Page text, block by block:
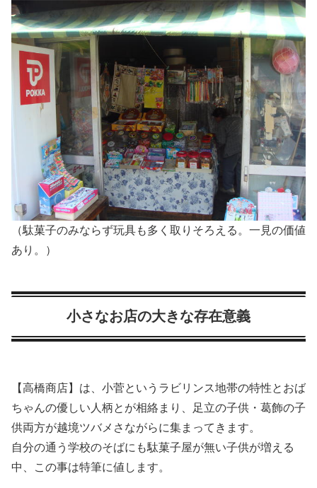
（駄菓子のみならず玩具も多く取りそろえる。一見の価値
あり。）
小さなお店の大きな存在意義
【高橋商店】は、小菅というラビリンス地帯の特性とおば
ちゃんの優しい人柄とが相絡まり、足立の子供・葛飾の子
供両方が越境ツバメさながらに集まってきます。
自分の通う学校のそばにも駄菓子屋が無い子供が増える
中、この事は特筆に値します。